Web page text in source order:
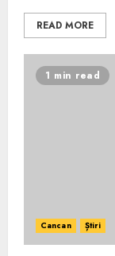
READ MORE
1 min read
Cancan Știri